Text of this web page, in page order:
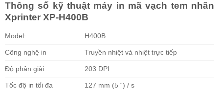
Thông số kỹ thuật máy in mã vạch tem nhãn
Xprinter XP-H400B
Model: H400B
Công nghệ in Truyền nhiệt và nhiệt trực tiếp
Độ phân giải 203 DPI
Tốc độ in tối đa 127 mm (5 “) / s